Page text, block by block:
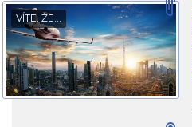
VÍTE, ŽE...